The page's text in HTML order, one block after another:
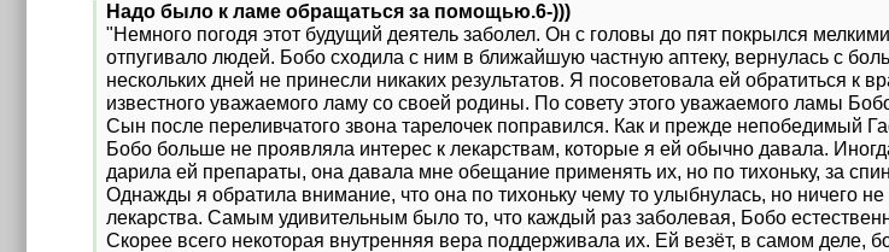
Надо было к ламе обращаться за помощью.6-)))
"Немного погодя этот будущий деятель заболел. Он с головы до пят покрылся
отпугивало людей. Бобо сходила с ним в ближайшую частную аптеку, вернулась с
нескольких дней не принесли никаких результатов. Я посоветовала ей обратиться к
известного уважаемого ламу со своей родины. По совету этого уважаемого ламы
Сын после переливчатого звона тарелочек поправился. Как и прежде непобедимый
Бобо больше не проявляла интерес к лекарствам, которые я ей обычно давала.
дарила ей препараты, она давала мне обещание применять их, но по тихоньку, за
Однажды я обратила внимание, что она по тихоньку чему то улыбнулась, но ничего
лекарства. Самым удивительным было то, что каждый раз заболевая, Бобо
Скорее всего некоторая внутренняя вера поддерживала их. Ей везёт, в самом деле,